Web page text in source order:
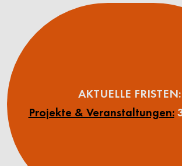
AKTUELLE FRISTEN:
Projekte & Veranstaltungen: